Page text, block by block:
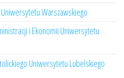
Warszawskiego
i Ekonomii Uniwersytetu
Uniwersytetu Lubelskiego